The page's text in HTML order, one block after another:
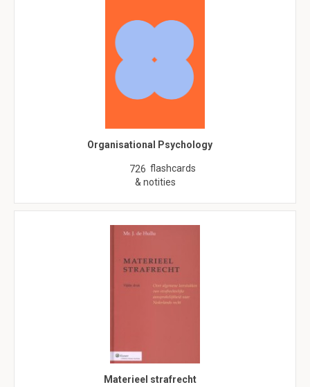
Organisational Psychology
726 flashcards
& notities
Materieel strafrecht